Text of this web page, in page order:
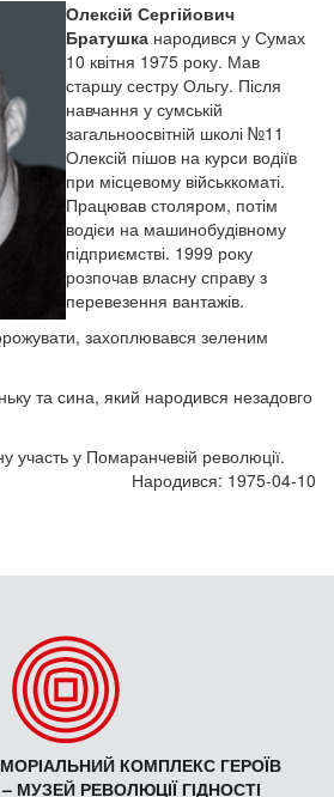
Олексій Сергійович
Братушка народився у Сумах
10 квітня 1975 року. Мав
старшу сестру Ольгу. Після
навчання у сумській
загальноосвітній школі №11
Олексій пішов на курси водіїв
при місцевому військкоматі.
Працював столяром, потім
водієи на машинобудівному
підприємстві. 1999 року
розпочав власну справу з
перевезення вантажів.
захоплювався зеленим
та сина, який народився незадовго
участь у Помаранчевій революції.
Народився: 1975-04-10
КОМПЛЕКС ГЕРОЇВ
МУЗЕЙ РЕВОЛЮЦІЇ ГІДНОСТІ